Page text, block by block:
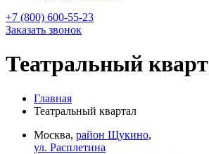
+7 (800) 600-55-23
Заказать звонок
Театральный
Главная
Театральный квартал
Москва, район Щукино,
ул. Расплетина